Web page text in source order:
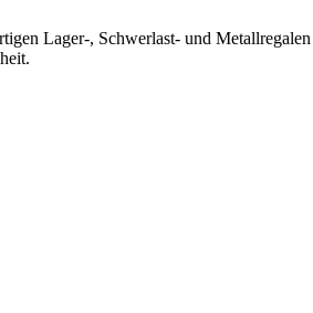
Lager-, Schwerlast- und